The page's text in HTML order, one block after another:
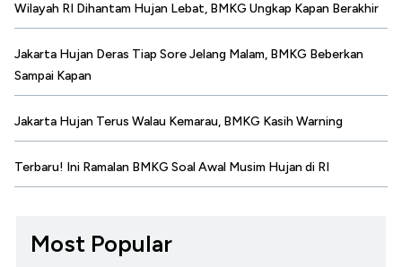
Wilayah RI Dihantam Hujan Lebat, BMKG Ungkap Kapan Berakhir
Jakarta Hujan Deras Tiap Sore Jelang Malam, BMKG Beberkan
Sampai Kapan
Jakarta Hujan Terus Walau Kemarau, BMKG Kasih Warning
Terbaru! Ini Ramalan BMKG Soal Awal Musim Hujan di RI
Most Popular